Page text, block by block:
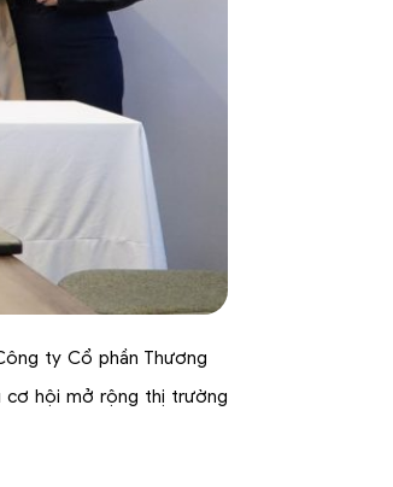
ty Cổ phần Thương
cơ hội mở rộng thị trường